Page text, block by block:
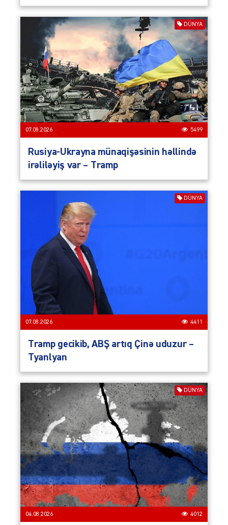
DÜNYA
07.08.2026 5499
Rusiya-Ukrayna münaqişəsinin həllində
irəliləyiş var – Tramp
DÜNYA
07.08.2026 4411
Tramp gecikib, ABŞ artıq Çinə uduzur –
Tyanlyan
DÜNYA
04.08.2026 4012